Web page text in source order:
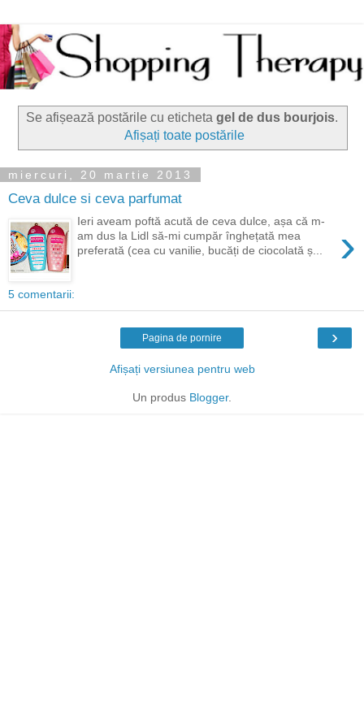
Se afișează postările cu eticheta gel de dus bourjois.
Afișați toate postările
miercuri, 20 martie 2013
Ceva dulce si ceva parfumat
›
Ieri aveam poftă acută de ceva dulce, așa că m-
am dus la Lidl să-mi cumpăr înghețată mea
preferată (cea cu vanilie, bucăți de ciocolată ș...
5 comentarii:
›
Pagina de pornire
Afișați versiunea pentru web
Un produs Blogger.